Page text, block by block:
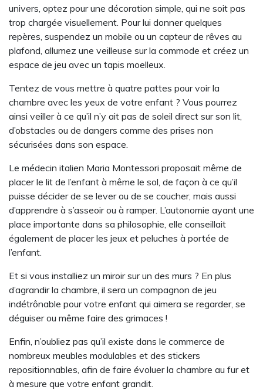
univers, optez pour une décoration simple, qui ne soit pas
trop chargée visuellement. Pour lui donner quelques
repères, suspendez un mobile ou un capteur de rêves au
plafond, allumez une veilleuse sur la commode et créez un
espace de jeu avec un tapis moelleux.
Tentez de vous mettre à quatre pattes pour voir la
chambre avec les yeux de votre enfant ? Vous pourrez
ainsi veiller à ce qu’il n’y ait pas de soleil direct sur son lit,
d’obstacles ou de dangers comme des prises non
sécurisées dans son espace.
Le médecin italien Maria Montessori proposait même de
placer le lit de l’enfant à même le sol, de façon à ce qu’il
puisse décider de se lever ou de se coucher, mais aussi
d’apprendre à s’asseoir ou à ramper. L’autonomie ayant une
place importante dans sa philosophie, elle conseillait
également de placer les jeux et peluches à portée de
l’enfant.
Et si vous installiez un miroir sur un des murs ? En plus
d’agrandir la chambre, il sera un compagnon de jeu
indétrônable pour votre enfant qui aimera se regarder, se
déguiser ou même faire des grimaces !
Enfin, n’oubliez pas qu’il existe dans le commerce de
nombreux meubles modulables et des stickers
repositionnables, afin de faire évoluer la chambre au fur et
à mesure que votre enfant grandit.